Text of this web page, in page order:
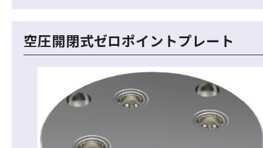
空圧開閉式ゼロポイントプレート